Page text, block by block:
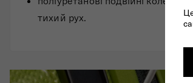
тихий рух.